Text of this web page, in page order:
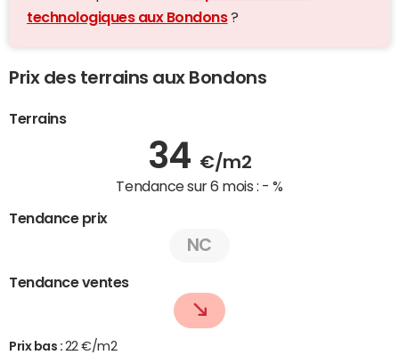
technologiques aux Bondons?
Prix des terrains aux Bondons
Terrains
34 €/m2
Tendance sur 6 mois : - %
Tendance prix
NC
Tendance ventes
Prix bas : 22 €/m2